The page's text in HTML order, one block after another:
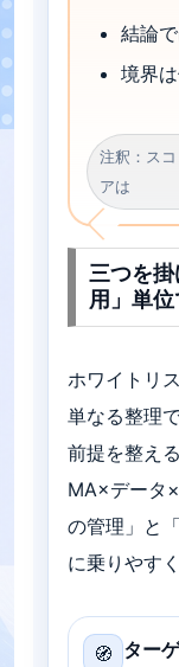
結論
境界
注釈：スコ
アは
三つを
用」単
ホワイトリ
単なる整理
前提を整え
MA×データ
の管理」と
に乗りやす
🧭 ター